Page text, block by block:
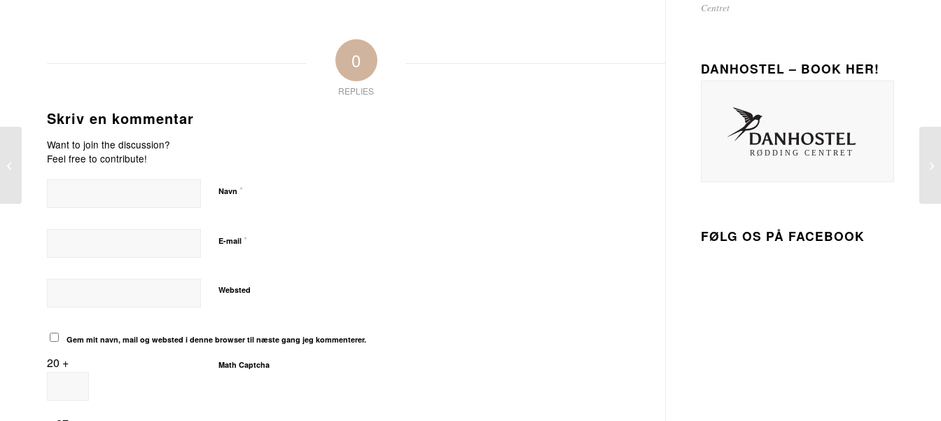
0
REPLIES
Skriv en kommentar
Want to join the discussion?
Feel free to contribute!
Navn *
E-mail *
Websted
Gem mit navn, mail og websted i denne browser til næste gang jeg kommenterer.
Math Captcha
20 +
Centret
DANHOSTEL – BOOK HER!
FØLG OS PÅ FACEBOOK
Vinterferie Hoppeland i